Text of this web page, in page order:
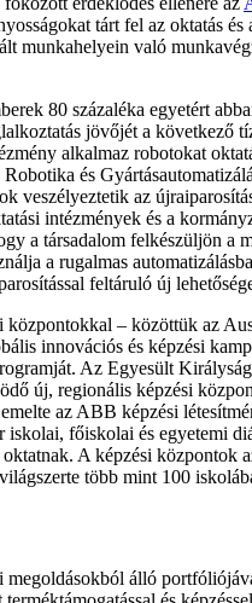
tárt fel az oktatás és
munkahelyein való
80 százaléka egyetért
jövőjét a következő
alkalmaz robotokat
és
veszélyeztetik az
intézmények és a
a társadalom felkészüljön a
a rugalmas
feltáruló új
központokkal – közöttük az
innovációs és képzési
Az Egyesült
új, regionális képzési
az ABB képzési
iskolai, főiskolai és egyetemi
A képzési központok
több mint 100
megoldásokból álló